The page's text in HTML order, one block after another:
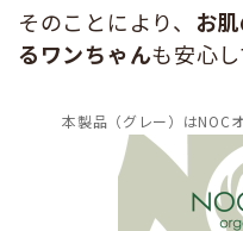
そのことにより、 お
るワンちゃんも安心し
本製品（グレー）はNOC